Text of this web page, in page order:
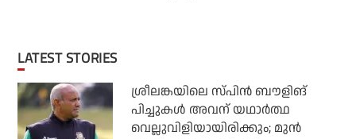
LATEST STORIES
ശ്രീലങ്കയിലെ സ്പിന്‍ ബൗളിങ്
പിച്ചുകള്‍ അവന് യഥാര്‍ത്ഥ
വെല്ലുവിളിയായിരിക്കും; മുന്‍